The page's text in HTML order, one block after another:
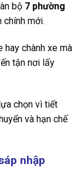
bộ 7 phường
chính mới.
hay chành xe mà
tận nơi lấy
chọn vì tiết
và hạn chế
nhập